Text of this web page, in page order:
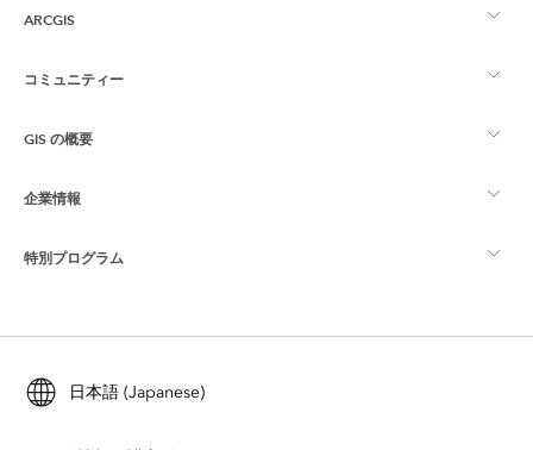
ARCGIS
ArcGIS の概要
マッピング
コミュニティー
Esri Community
ArcGIS ブログ
ユーザー調査およびテスト
Esri Young Professionals Network
GIS の概要
GIS とは
ロケーション インテリジェンス
トレーニング
ArcUser
企業情報
Esri について
採用情報
特別プログラム
ArcGIS for Student Use
日本語 (Japanese)